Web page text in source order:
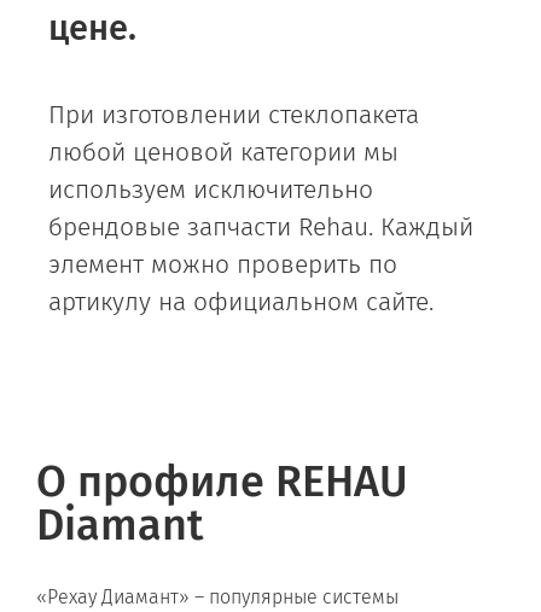
цене.
При изготовлении стеклопакета
любой ценовой категории мы
используем исключительно
брендовые запчасти Rehau. Каждый
элемент можно проверить по
артикулу на официальном сайте.
О профиле REHAU
Diamant
«Pехау Диамант» – популярные системы